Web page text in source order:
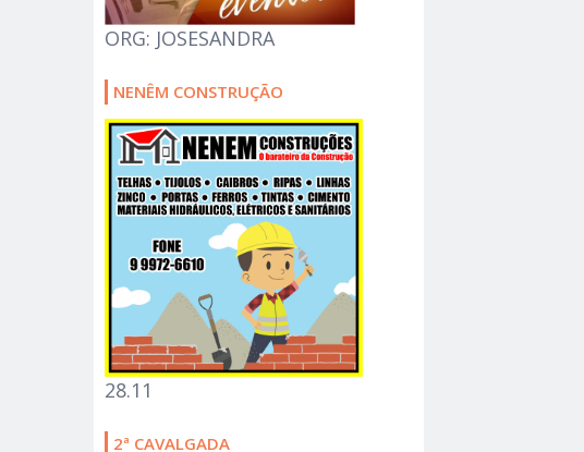
ORG: JOSESANDRA
NENÊM CONSTRUÇÃO
28.11
2ª CAVALGADA